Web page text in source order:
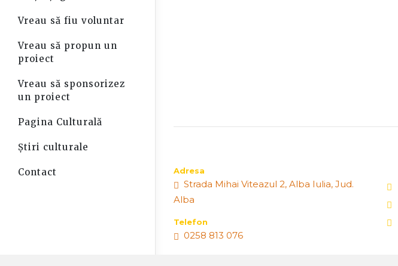
Vreau să fiu voluntar
Vreau să propun un
proiect
Vreau să sponsorizez
un proiect
Pagina Culturală
Știri culturale
Contact Adresa
Strada Mihai Viteazul 2, Alba Iulia, Jud.
Alba
Telefon
0258 813 076